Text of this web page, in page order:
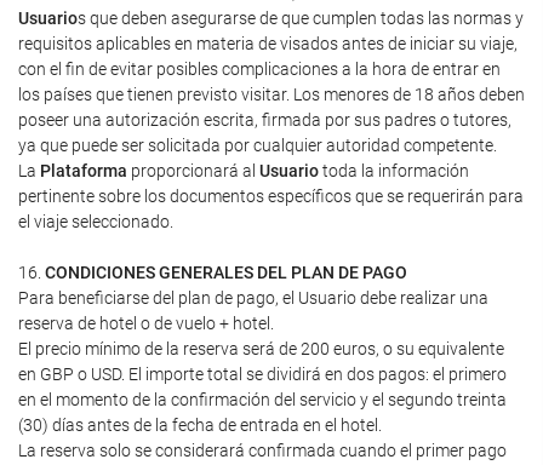
Usuarios que deben asegurarse de que cumplen todas las normas y
requisitos aplicables en materia de visados antes de iniciar su viaje,
con el fin de evitar posibles complicaciones a la hora de entrar en
los países que tienen previsto visitar. Los menores de 18 años deben
poseer una autorización escrita, firmada por sus padres o tutores,
ya que puede ser solicitada por cualquier autoridad competente.
La Plataforma proporcionará al Usuariotoda la información
pertinente sobre los documentos específicos que se requerirán para
el viaje seleccionado.
16. CONDICIONES GENERALES DEL PLAN DE PAGO
Para beneficiarse del plan de pago, el Usuario debe realizar una
reserva de hotel o de vuelo + hotel.
El precio mínimo de la reserva será de 200 euros, o su equivalente
en GBP o USD. El importe total se dividirá en dos pagos: el primero
en el momento de la confirmación del servicio y el segundo treinta
(30) días antes de la fecha de entrada en el hotel.
La reserva solo se considerará confirmada cuando el primer pago